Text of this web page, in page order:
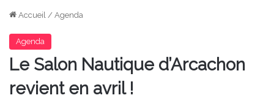
Accueil / Agenda
Agenda
Le Salon Nautique d’Arcachon
revient en avril !